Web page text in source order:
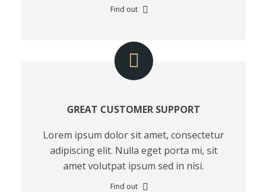
Find out
GREAT CUSTOMER SUPPORT
Lorem ipsum dolor sit amet, consectetur
adipiscing elit. Nulla eget porta mi, sit
amet volutpat ipsum sed in nisi.
Find out